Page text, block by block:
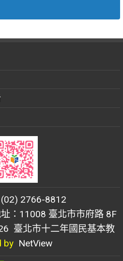
2766-8812
：11008 臺北市市府路 8F
臺北市十二年國民基本教
by NetView